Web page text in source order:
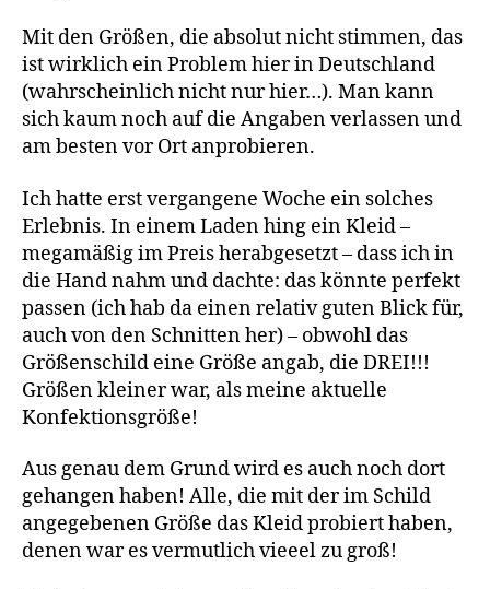
Mit den Größen, die absolut nicht stimmen, das
ist wirklich ein Problem hier in Deutschland
(wahrscheinlich nicht nur hier…). Man kann
sich kaum noch auf die Angaben verlassen und
am besten vor Ort anprobieren.
Ich hatte erst vergangene Woche ein solches
Erlebnis. In einem Laden hing ein Kleid –
megamäßig im Preis herabgesetzt – dass ich in
die Hand nahm und dachte: das könnte perfekt
passen (ich hab da einen relativ guten Blick für,
auch von den Schnitten her) – obwohl das
Größenschild eine Größe angab, die DREI!!!
Größen kleiner war, als meine aktuelle
Konfektionsgröße!
Aus genau dem Grund wird es auch noch dort
gehangen haben! Alle, die mit der im Schild
angegebenen Größe das Kleid probiert haben,
denen war es vermutlich vieeel zu groß!